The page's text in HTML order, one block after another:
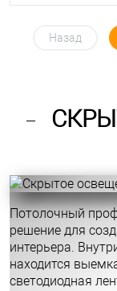
Назад
Потолочный
решение для
интерьера.
находится
светодиодная